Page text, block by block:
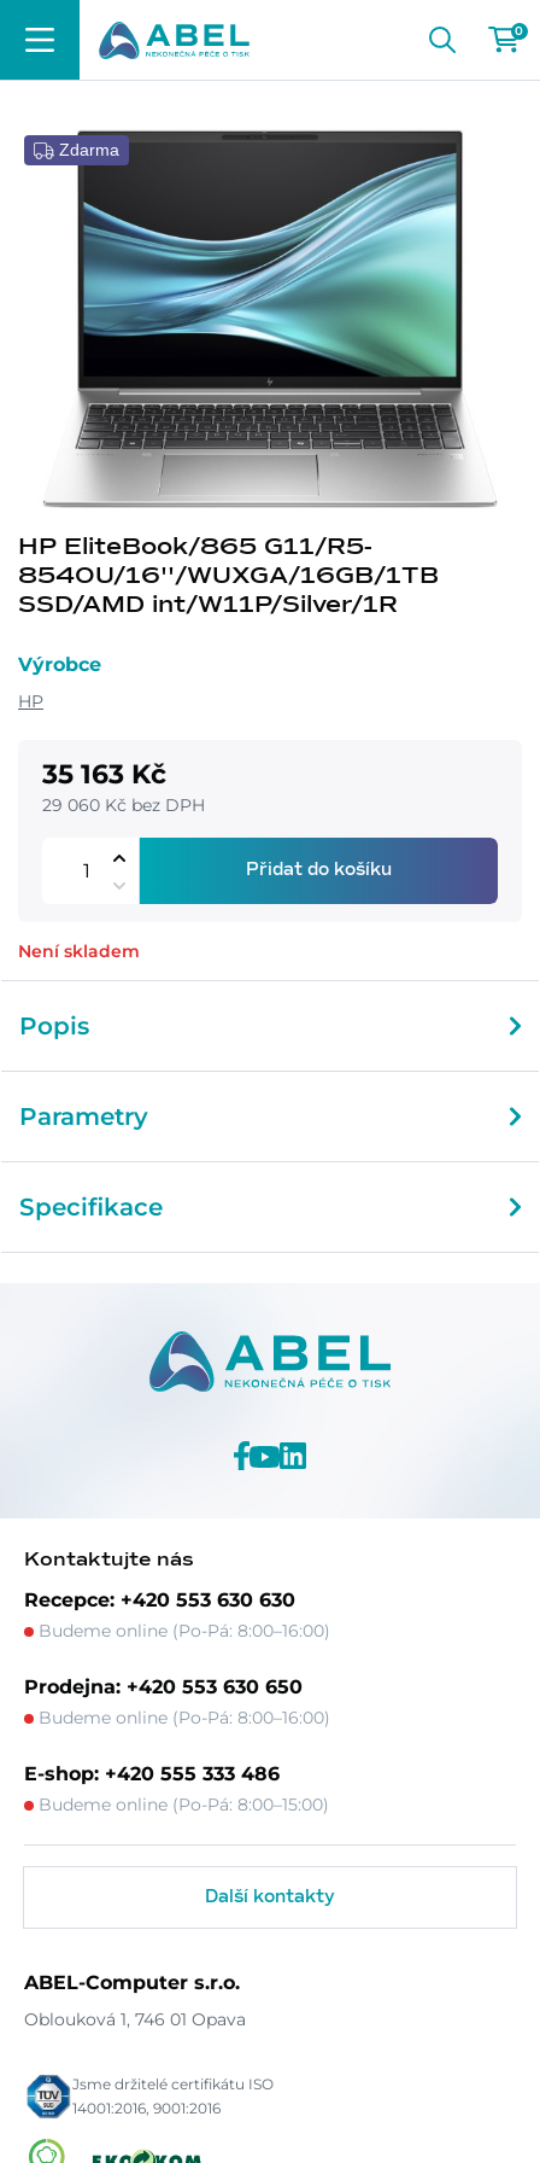
0
Zdarma
HP EliteBook/865 G11/R5-
8540U/16''/WUXGA/16GB/1TB
SSD/AMD int/W11P/Silver/1R
Výrobce
HP
35 163 Kč
29 060 Kč bez DPH
Přidat do košíku
Není skladem
Popis
Parametry
Specifikace
Kontaktujte nás
Recepce: +420 553 630 630
Budeme online (Po-Pá: 8:00–16:00)
Prodejna: +420 553 630 650
Budeme online (Po-Pá: 8:00–16:00)
E-shop: +420 555 333 486
Budeme online (Po-Pá: 8:00–15:00)
Další kontakty
ABEL-Computer s.r.o.
Oblouková 1, 746 01 Opava
Jsme držitelé certifikátu ISO
14001:2016, 9001:2016